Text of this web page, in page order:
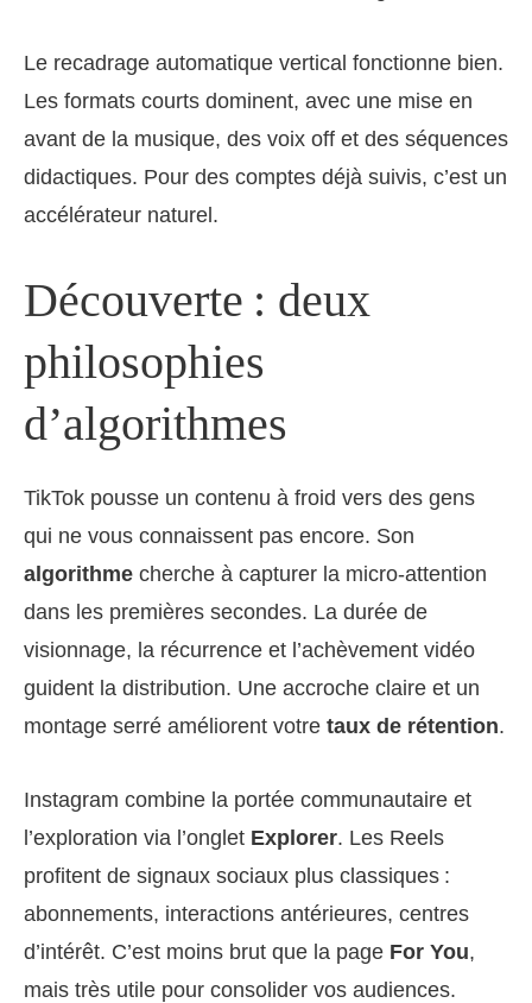
Le recadrage automatique vertical fonctionne bien.
Les formats courts dominent, avec une mise en
avant de la musique, des voix off et des séquences
didactiques. Pour des comptes déjà suivis, c’est un
accélérateur naturel.
Découverte : deux
philosophies
d’algorithmes
TikTok pousse un contenu à froid vers des gens
qui ne vous connaissent pas encore. Son
algorithme cherche à capturer la micro-attention
dans les premières secondes. La durée de
visionnage, la récurrence et l’achèvement vidéo
guident la distribution. Une accroche claire et un
montage serré améliorent votre taux de rétention.
Instagram combine la portée communautaire et
l’exploration via l’onglet Explorer. Les Reels
profitent de signaux sociaux plus classiques :
abonnements, interactions antérieures, centres
d’intérêt. C’est moins brut que la page For You,
mais très utile pour consolider vos audiences.